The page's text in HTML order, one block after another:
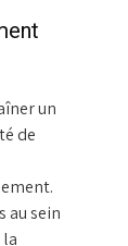
un
de
au sein